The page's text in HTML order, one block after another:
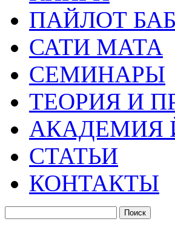
ПАЙЛОТ
САТИ МАТА
СЕМИНАРЫ
ТЕОРИЯ И
АКАДЕМИЯ
СТАТЬИ
КОНТАКТЫ